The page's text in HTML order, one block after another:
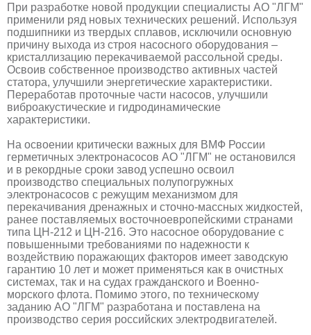
При разработке новой продукции специалисты АО "ЛГМ"
применили ряд новых технических решений. Используя
подшипники из твердых сплавов, исключили основную
причину выхода из строя насосного оборудования –
кристаллизацию перекачиваемой рассольной среды.
Освоив собственное производство активных частей
статора, улучшили энергетические характеристики.
Переработав проточные части насосов, улучшили
виброакустические и гидродинамические
характеристики.
На освоении критически важных для ВМФ России
герметичных электронасосов АО "ЛГМ" не остановился
и в рекордные сроки завод успешно освоил
производство специальных полупогружных
электронасосов с режущим механизмом для
перекачивания дренажных и сточно-массных жидкостей,
ранее поставляемых восточноевропейскими странами
типа ЦН-212 и ЦН-216. Это насосное оборудование с
повышенными требованиями по надежности к
воздействию поражающих факторов имеет заводскую
гарантию 10 лет и может применяться как в очистных
системах, так и на судах гражданского и Военно-
морского флота. Помимо этого, по техническому
заданию АО "ЛГМ" разработана и поставлена на
производство серия российских электродвигателей.